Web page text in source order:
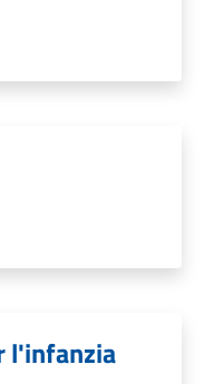
l'infanzia